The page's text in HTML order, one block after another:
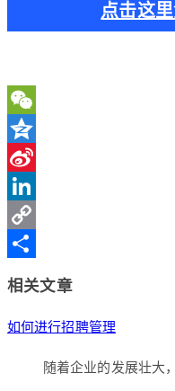
点击这
WeChat
Qzone
Sina
Weibo
LinkedIn
Copy
相关文章
如何进行招聘管理
随着企业的发展壮大